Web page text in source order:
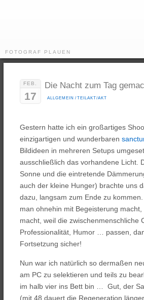
FOTOGRAF PLAUEN
FEB.
17
Die Nacht zum Tag
ALLGEMEIN / TEILAKT/AKT
Gestern hatte ich ein großartiges
einzigartigen und wunderbaren
Bildideen in mehreren Setups
ausschließlich das vorhandene Licht.
Sonne und die eintretende
auch der kleine Hunger) brachte uns
dazu, langsam zum Ende zu
man ohnehin mit Begeisterung
macht, weil die zwischenmenschliche
Professionalität, Humor … passen,
Fortsetzung sicher!
Nun war ich natürlich so dermaßen
am PC zu selektieren und teils zu
im halb vier ins Bett bin … Gut, der
(mit 48 dauert die Regeneration